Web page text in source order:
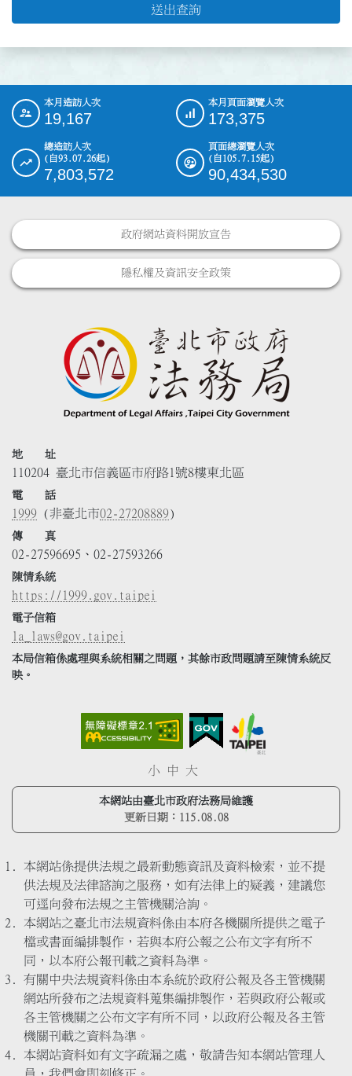
送出查詢
::: 本月造訪人次
19,167
本月頁面瀏覽人次
173,375
總造訪人次
(自93.07.26起)
7,803,572
頁面總瀏覽人次
(自105.7.15起)
90,434,530
政府網站資料開放宣告
隱私權及資訊安全政策
地 址
110204 臺北市信義區市府路1號8樓東北區
電 話
1999 (非臺北市02-27208889)
傳 真
02-27596695、02-27593266
陳情系統
https://1999.gov.taipei
電子信箱
la_laws@gov.taipei
本局信箱係處理與系統相關之問題，其餘市政問題請至陳情系統反
映。
小 中 大
本網站由臺北市政府法務局維護
更新日期： 115.08.08
本網站係提供法規之最新動態資訊及資料檢索，並不提
供法規及法律諮詢之服務，如有法律上的疑義，建議您
可逕向發布法規之主管機關洽詢。
本網站之臺北市法規資料係由本府各機關所提供之電子
檔或書面編排製作，若與本府公報之公布文字有所不
同，以本府公報刊載之資料為準。
有關中央法規資料係由本系統於政府公報及各主管機關
網站所發布之法規資料蒐集編排製作，若與政府公報或
各主管機關之公布文字有所不同，以政府公報及各主管
機關刊載之資料為準。
本網站資料如有文字疏漏之處，敬請告知本網站管理人
員，我們會即刻修正。